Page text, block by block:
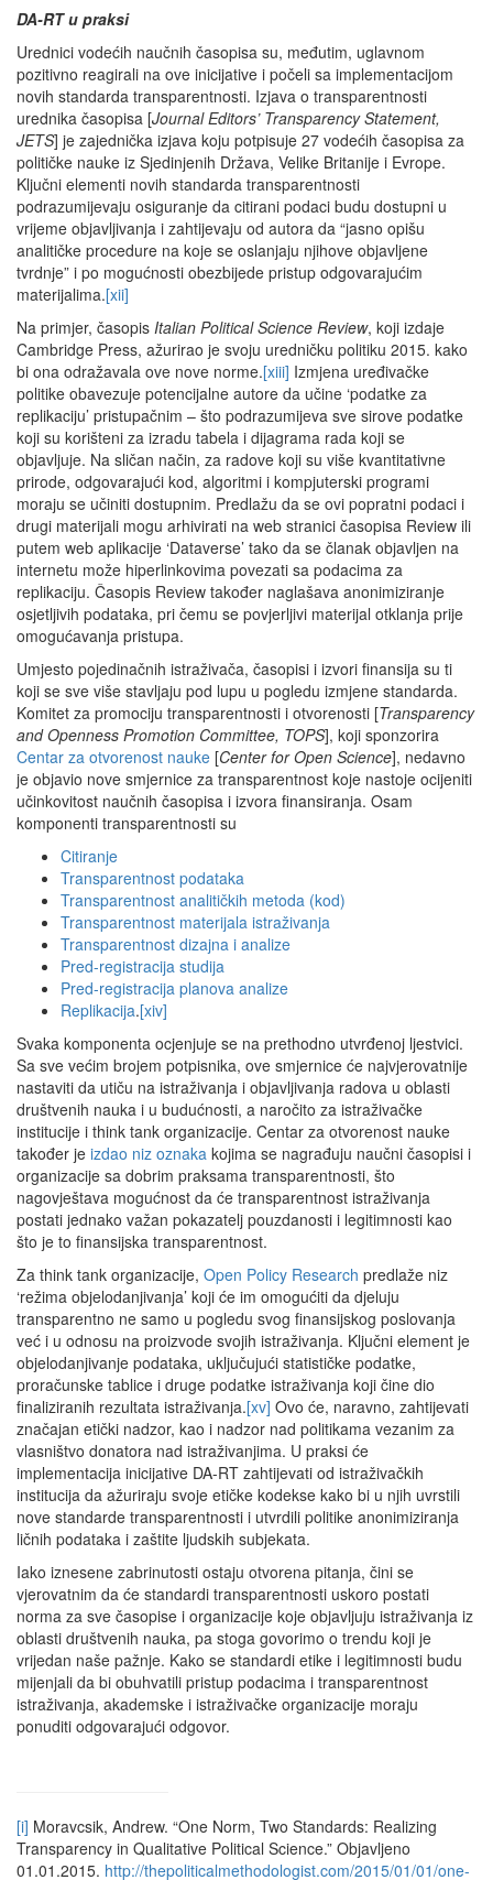
DA-RT u praksi
Urednici vodećih naučnih časopisa su, međutim, uglavnom
pozitivno reagirali na ove inicijative i počeli sa implementacijom
novih standarda transparentnosti. Izjava o transparentnosti
urednika časopisa [Journal Editors’ Transparency Statement,
JETS] je zajednička izjava koju potpisuje 27 vodećih časopisa za
političke nauke iz Sjedinjenih Država, Velike Britanije i Evrope.
Ključni elementi novih standarda transparentnosti
podrazumijevaju osiguranje da citirani podaci budu dostupni u
vrijeme objavljivanja i zahtijevaju od autora da “jasno opišu
analitičke procedure na koje se oslanjaju njihove objavljene
tvrdnje” i po mogućnosti obezbijede pristup odgovarajućim
materijalima.[xii]
Na primjer, časopis Italian Political Science Review, koji izdaje
Cambridge Press, ažurirao je svoju uredničku politiku 2015. kako
bi ona odražavala ove nove norme.[xiii] Izmjena uređivačke
politike obavezuje potencijalne autore da učine ‘podatke za
replikaciju’ pristupačnim – što podrazumijeva sve sirove podatke
koji su korišteni za izradu tabela i dijagrama rada koji se
objavljuje. Na sličan način, za radove koji su više kvantitativne
prirode, odgovarajući kod, algoritmi i kompjuterski programi
moraju se učiniti dostupnim. Predlažu da se ovi popratni podaci i
drugi materijali mogu arhivirati na web stranici časopisa Review ili
putem web aplikacije ‘Dataverse’ tako da se članak objavljen na
internetu može hiperlinkovima povezati sa podacima za
replikaciju. Časopis Review također naglašava anonimiziranje
osjetljivih podataka, pri čemu se povjerljivi materijal otklanja prije
omogućavanja pristupa.
Umjesto pojedinačnih istraživača, časopisi i izvori finansija su ti
koji se sve više stavljaju pod lupu u pogledu izmjene standarda.
Komitet za promociju transparentnosti i otvorenosti [Transparency
and Openness Promotion Committee, TOPS], koji sponzorira
Centar za otvorenost nauke [Center for Open Science], nedavno
je objavio nove smjernice za transparentnost koje nastoje ocijeniti
učinkovitost naučnih časopisa i izvora finansiranja. Osam
komponenti transparentnosti su
Citiranje
Transparentnost podataka
Transparentnost analitičkih metoda (kod)
Transparentnost materijala istraživanja
Transparentnost dizajna i analize
Pred-registracija studija
Pred-registracija planova analize
Replikacija.[xiv]
Svaka komponenta ocjenjuje se na prethodno utvrđenoj ljestvici.
Sa sve većim brojem potpisnika, ove smjernice će najvjerovatnije
nastaviti da utiču na istraživanja i objavljivanja radova u oblasti
društvenih nauka i u budućnosti, a naročito za istraživačke
institucije i think tank organizacije. Centar za otvorenost nauke
također je izdao niz oznaka kojima se nagrađuju naučni časopisi i
organizacije sa dobrim praksama transparentnosti, što
nagovještava mogućnost da će transparentnost istraživanja
postati jednako važan pokazatelj pouzdanosti i legitimnosti kao
što je to finansijska transparentnost.
Za think tank organizacije, Open Policy Research predlaže niz
‘režima objelodanjivanja’ koji će im omogućiti da djeluju
transparentno ne samo u pogledu svog finansijskog poslovanja
već i u odnosu na proizvode svojih istraživanja. Ključni element je
objelodanjivanje podataka, uključujući statističke podatke,
proračunske tablice i druge podatke istraživanja koji čine dio
finaliziranih rezultata istraživanja.[xv] Ovo će, naravno, zahtijevati
značajan etički nadzor, kao i nadzor nad politikama vezanim za
vlasništvo donatora nad istraživanjima. U praksi će
implementacija inicijative DA-RT zahtijevati od istraživačkih
institucija da ažuriraju svoje etičke kodekse kako bi u njih uvrstili
nove standarde transparentnosti i utvrdili politike anonimiziranja
ličnih podataka i zaštite ljudskih subjekata.
Iako iznesene zabrinutosti ostaju otvorena pitanja, čini se
vjerovatnim da će standardi transparentnosti uskoro postati
norma za sve časopise i organizacije koje objavljuju istraživanja iz
oblasti društvenih nauka, pa stoga govorimo o trendu koji je
vrijedan naše pažnje. Kako se standardi etike i legitimnosti budu
mijenjali da bi obuhvatili pristup podacima i transparentnost
istraživanja, akademske i istraživačke organizacije moraju
ponuditi odgovarajući odgovor.
[i] Moravcsik, Andrew. “One Norm, Two Standards: Realizing
Transparency in Qualitative Political Science.” Objavljeno
01.01.2015. http://thepoliticalmethodologist.com/2015/01/01/one-